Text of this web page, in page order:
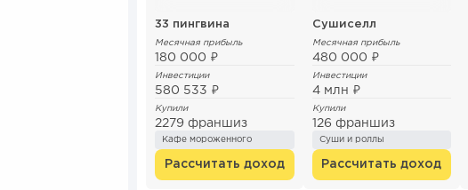
33 пингвина
Месячная прибыль
180 000 ₽
Инвестиции
580 533 ₽
Купили
2279 франшиз
Кафе мороженного
Рассчитать доход
Сушиселл
Месячная прибыль
480 000 ₽
Инвестиции
4 млн ₽
Купили
126 франшиз
Суши и роллы
Рассчитать доход